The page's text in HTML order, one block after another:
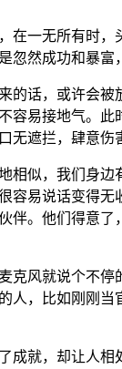
在一无所有时，
忽然成功和暴富
的话，或许会被
容易接地气。此
无遮拦，肆意伤
相似，我们身边
容易说话变得无
伴。他们得意了
克风就说个不停
人，比如刚刚当
成就，却让人相